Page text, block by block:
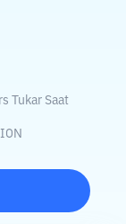
Tukar Saat